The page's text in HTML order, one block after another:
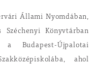
Állami Nyomdában,
Könyvtárban
Budapest-Újpalotai
ahol